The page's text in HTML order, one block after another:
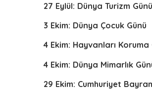
27 Eylül: Dünya Turizm Günü
3 Ekim: Dünya Çocuk Günü
4 Ekim: Hayvanları Koruma
4 Ekim: Dünya Mimarlık
29 Ekim: Cumhuriyet